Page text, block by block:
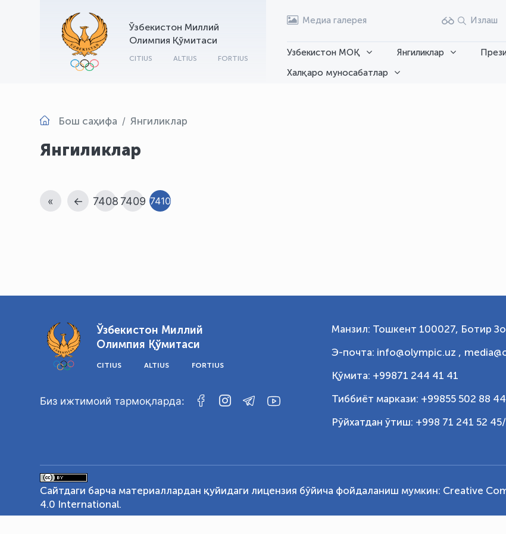
Ўзбекистон Миллий
Олимпия Қўмитаси
CITIUS ALTIUS FORTIUS
Медиа галерея Излаш
Узбекистон МОҚ Янгиликлар
Халқаро муносабатлар
Бош саҳифа Янгиликлар
Янгиликлар
« ← 74087409 7410
Ўзбекистон Миллий
Олимпия Қўмитаси
CITIUS ALTIUS FORTIUS
Биз ижтимоий тармоқларда:
Манзил: Тошкент 100027, Ботир
Э-почта: info@olympic.uz ,
Қўмита: +99871 244 41 41
Тиббиёт маркази: +99855 502 88 44
Рўйхатдан ўтиш: +998 71 241 52
Сайтдаги барча материаллардан қуйидаги лицензия бўйича фойдаланиш мумкин: Creative
4.0 International.